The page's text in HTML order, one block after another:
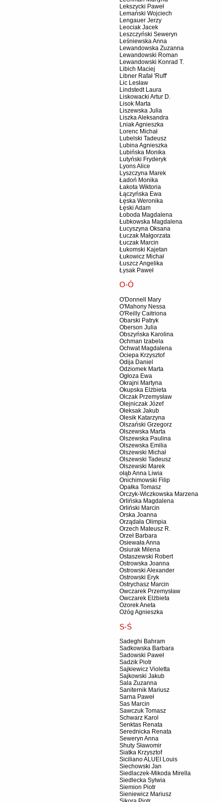
Lekszycki Paweł
Lemański Wojciech
Lengauer Jerzy
Leociak Jacek
Leszczyński Seweryn
Leśniewska Anna
Lewandowska Zuzanna
Lewandowski Roman
Lewandowski Konrad T.
Libich Maciej
Libner Rafał 'Ruff'
Lic Lesław
Lindstedt Laura
Liskowacki Artur D.
Lisok Marta
Liszewska Julia
Liszka Aleksandra
Lniak Agnieszka
Lorenc Michał
Lubelski Tadeusz
Lubina Agnieszka
Lubińska Monika
Lutyński Fryderyk
Lyons Alice
Lyszczyna Marek
Ładoń Monika
Łakota Wiktoria
Łączyńska Ewa
Łęska Weronika
Łęski Adam
Łoboda Magdalena
Łubkowska Magdalena
Łucyszyna Oksana
Łuczak Małgorzata
Łuczak Marcin
Łukomski Kajetan
Łukowicz Michał
Łuszcz Angelika
Łysak Paweł
O-Ó
O'Donnell Mary
O'Mahony Nessa
O'Reilly Caitriona
Obarski Patryk
Oberson Julia
Obszyńska Karolina
Ochman Izabela
Ochwat Magdalena
Ociepa Krzysztof
Odija Daniel
Odziomek Marta
Ogłoza Ewa
Okrajni Martyna
Okupska Elżbieta
Olczak Przemysław
Olejniczak Józef
Oleksak Jakub
Olesik Katarzyna
Olszański Grzegorz
Olszewska Marta
Olszewska Paulina
Olszewska Emilia
Olszewski Michał
Olszewski Tadeusz
Olszewski Marek
ołąb Anna Liwia
Onichimowski Filip
Opałka Tomasz
Orczyk-Wiczkowska Marzena
Orlińska Magdalena
Orliński Marcin
Orska Joanna
Orządała Olimpia
Orzech Mateusz R.
Orzeł Barbara
Osiewała Anna
Osiurak Milena
Ostaszewski Robert
Ostrowska Joanna
Ostrowski Alexander
Ostrowski Eryk
Ostrychasz Marcin
Owczarek Przemysław
Owczarek Elżbieta
Ozorek Aneta
Ożóg Agnieszka
S-Ś
Sadeghi Bahram
Sadkowska Barbara
Sadowski Paweł
Sadzik Piotr
Sajkiewicz Violetta
Sajkowski Jakub
Sala Zuzanna
Saniternik Mariusz
Sarna Paweł
Sas Marcin
Sawczuk Tomasz
Schwarz Karol
Senktas Renata
Serednicka Renata
Seweryn Anna
Shuty Sławomir
Siatka Krzysztof
Siciliano ALUEI Louis
Siechowski Jan
Siedlaczek-Mikoda Mirella
Siedlecka Sylwia
Siemion Piotr
Sieniewicz Mariusz